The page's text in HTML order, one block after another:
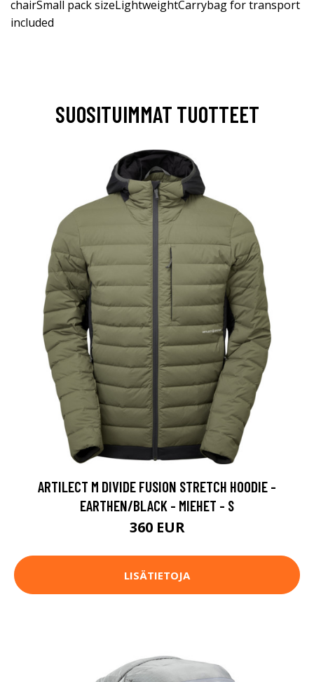
chairSmall pack sizeLightweightCarrybag for transport
included
SUOSITUIMMAT TUOTTEET
ARTILECT M DIVIDE FUSION STRETCH HOODIE -
EARTHEN/BLACK - MIEHET - S
360 EUR
LISÄTIETOJA